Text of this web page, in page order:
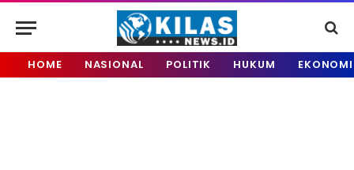
HOME NASIONAL POLITIK HUKUM EKONOMI